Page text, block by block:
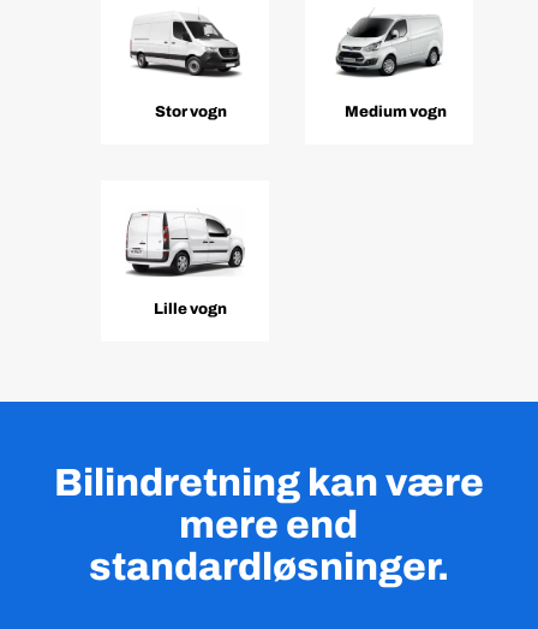
Stor vogn Medium vogn
Lille vogn
Bilindretning kan være
mere end
standardløsninger.